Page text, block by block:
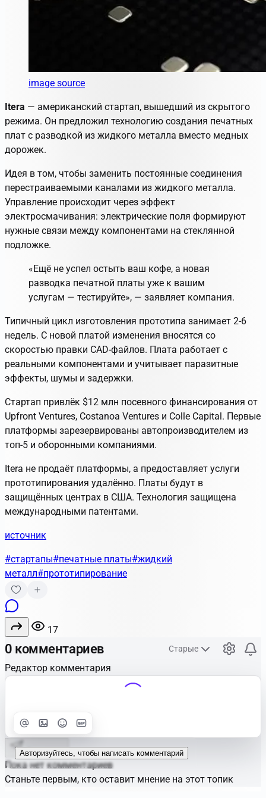
image source
Itera — американский стартап, вышедший из скрытого
режима. Он предложил технологию создания печатных
плат с разводкой из жидкого металла вместо медных
дорожек.
Идея в том, чтобы заменить постоянные соединения
перестраиваемыми каналами из жидкого металла.
Управление происходит через эффект
электросмачивания: электрические поля формируют
нужные связи между компонентами на стеклянной
подложке.
«Ещё не успел остыть ваш кофе, а новая
разводка печатной платы уже к вашим
услугам — тестируйте», — заявляет компания.
Типичный цикл изготовления прототипа занимает 2-6
недель. С новой платой изменения вносятся со
скоростью правки CAD-файлов. Плата работает с
реальными компонентами и учитывает паразитные
эффекты, шумы и задержки.
Стартап привлёк $12 млн посевного финансирования от
Upfront Ventures, Costanoa Ventures и Colle Capital. Первые
платформы зарезервированы автопроизводителем из
топ-5 и оборонными компаниями.
Itera не продаёт платформы, а предоставляет услуги
прототипирования удалённо. Платы будут в
защищённых центрах в США. Технология защищена
международными патентами.
источник
#стартапы#печатные платы#жидкий
металл#прототипирование
17
0 комментариев Старые
Редактор комментария
Улучшить
Авторизуйтесь, чтобы написать комментарий
Отправить
Пока нет комментариев
Станьте первым, кто оставит мнение на этот топик